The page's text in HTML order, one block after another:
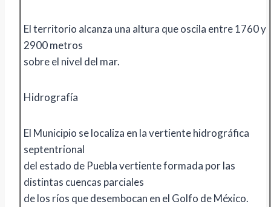
El territorio alcanza una altura que oscila entre 1760 y
2900 metros
sobre el nivel del mar.
Hidrografía
El Municipio se localiza en la vertiente hidrográfica
septentrional
del estado de Puebla vertiente formada por las
distintas cuencas parciales
de los ríos que desembocan en el Golfo de México.